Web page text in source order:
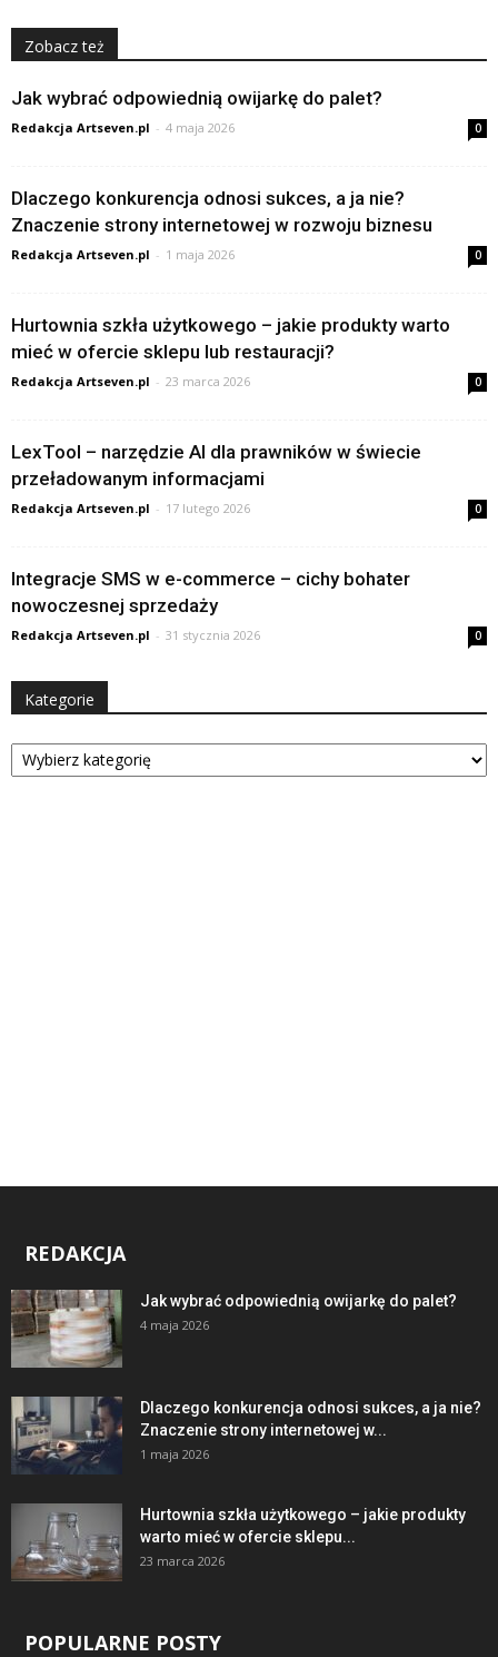
Zobacz też
Jak wybrać odpowiednią owijarkę do palet?
Redakcja Artseven.pl - 4 maja 2026 0
Dlaczego konkurencja odnosi sukces, a ja nie?
Znaczenie strony internetowej w rozwoju biznesu
Redakcja Artseven.pl - 1 maja 2026 0
Hurtownia szkła użytkowego – jakie produkty warto
mieć w ofercie sklepu lub restauracji?
Redakcja Artseven.pl - 23 marca 2026 0
LexTool – narzędzie AI dla prawników w świecie
przeładowanym informacjami
Redakcja Artseven.pl - 17 lutego 2026 0
Integracje SMS w e-commerce – cichy bohater
nowoczesnej sprzedaży
Redakcja Artseven.pl - 31 stycznia 2026 0
Kategorie
Kategorie
REDAKCJA
Jak wybrać odpowiednią owijarkę do palet?
4 maja 2026
Dlaczego konkurencja odnosi sukces, a ja nie?
Znaczenie strony internetowej w...
1 maja 2026
Hurtownia szkła użytkowego – jakie produkty
warto mieć w ofercie sklepu...
23 marca 2026
POPULARNE POSTY